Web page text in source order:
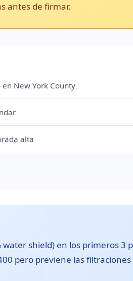
antes de firmar.
New York County
alta
shield) en los primeros 3
pero previene las